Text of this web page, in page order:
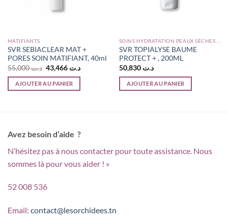
MATIFIANTS
SVR SEBIACLEAR MAT +
PORES SOIN MATIFIANT, 40ml
د.ت55,000
Le
prix
initial
était :
د.ت 55,000.
د.ت 43,466
Le
AJOUTER AU PANIER
SOINS HYDRATATION PEAUX SÈCHES ET ATOPIQUES
SVR TOPIALYSE BAUME
PROTECT + , 200ML
د.ت 50,830
AJOUTER AU PANIER
Avez besoin d’aide ?
N’hésitez pas à nous contacter pour toute assistance. Nous
sommes là pour vous aider ! »
52 008 536
Email: contact@lesorchidees.tn